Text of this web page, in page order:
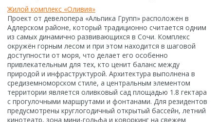
Жилой комплекс «Оливия»
Проект от девелопера «Альпика Групп» расположен в
Адлерском районе, который традиционно считается одним
из самых динамично развивающихся в Сочи. Комплекс
окружён горным лесом и при этом находится в шаговой
доступности от моря, что делает его особенно
привлекательным для тех, кто ценит баланс между
природой и инфраструктурой. Архитектура выполнена в
средиземноморском стиле, а центральным элементом
территории является оливковый сад площадью 1.8 гектара
с прогулочными маршрутами и фонтанами. Для резидентов
предусмотрены круглогодичный открытый бассейн, летний
кинотеатр, зона мини-гольфа и коворкинг на свежем